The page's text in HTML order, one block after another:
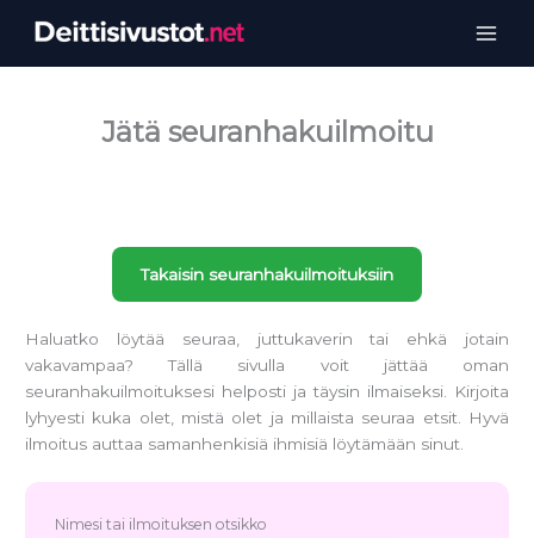
sisältöön
Jätä seuranhakuilmoitu
Takaisin seuranhakuilmoituksiin
Haluatko löytää seuraa, juttukaverin tai ehkä jotain
vakavampaa? Tällä sivulla voit jättää oman
seuranhakuilmoituksesi helposti ja täysin ilmaiseksi. Kirjoita
lyhyesti kuka olet, mistä olet ja millaista seuraa etsit. Hyvä
ilmoitus auttaa samanhenkisiä ihmisiä löytämään sinut.
Nimesi tai ilmoituksen otsikko